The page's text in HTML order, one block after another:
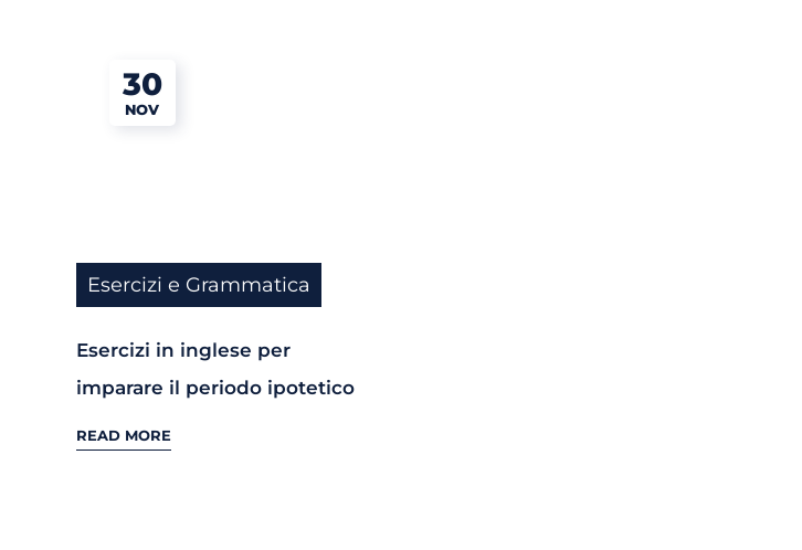
30
NOV
Esercizi e Grammatica
Esercizi in inglese per
imparare il periodo ipotetico
READ MORE